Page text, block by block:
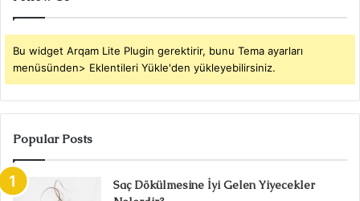
Bu widget Arqam Lite Plugin gerektirir, bunu Tema ayarları
menüsünden> Eklentileri Yükle'den yükleyebilirsiniz.
Popular Posts
Saç Dökülmesine İyi Gelen Yiyecekler